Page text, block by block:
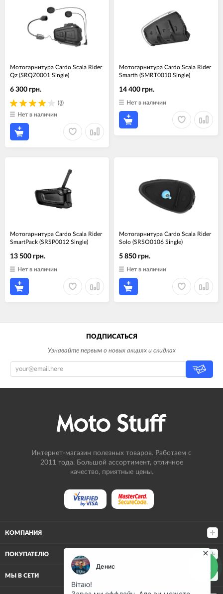
Мотогарнитура Cardo Scala Rider
Qz (SRQZ0001 Single)
(3)
6 300 грн.
Нет в наличии
Мотогарнитура Cardo Scala Rider
Smarth (SMRT0010 Single)
14 400 грн.
Нет в наличии
Мотогарнитура Cardo Scala Rider
SmartPack (SRSP0012 Single)
13 500 грн.
Нет в наличии
Мотогарнитура Cardo Scala Rider
Solo (SRSO0106 Single)
5 850 грн.
Нет в наличии
ПОДПИСАТЬСЯ
Узнавайте первым о новых акциях и скидках
Интернет-магазин полезных товаров. Работаем с
2011 года. Большой ассортимент, отличное
качество, приятные цены.
КОМПАНИЯ
ПОКУПАТЕЛЮ
МЫ В СЕТИ